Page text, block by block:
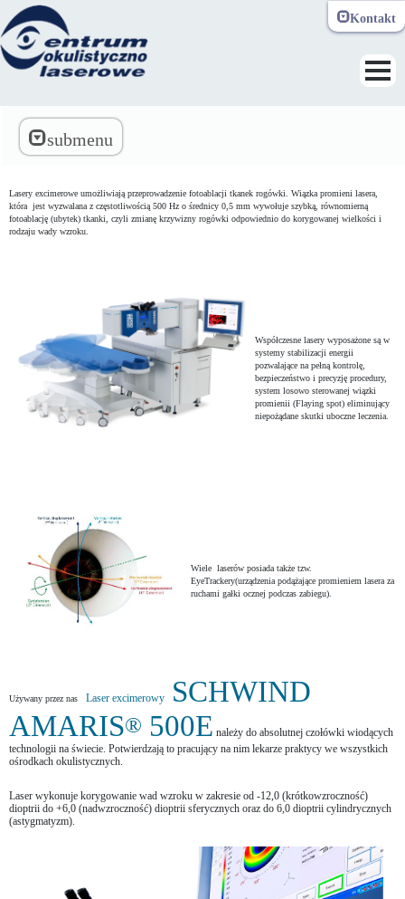
Kontakt
Toggle
submenu
Lasery excimerowe umożliwiają przeprowadzenie fotoablacji tkanek rogówki. Wiązka promieni lasera,
która jest wyzwalana z częstotliwością 500 Hz o średnicy 0,5 mm wywołuje szybką, równomierną
fotoablację (ubytek) tkanki, czyli zmianę krzywizny rogówki odpowiednio do korygowanej wielkości i
rodzaju wady wzroku.
Współczesne lasery wyposażone są w
systemy stabilizacji energii
pozwalające na pełną kontrolę,
bezpieczeństwo i precyzję procedury,
system losowo sterowanej wiązki
promienii (Flaying spot) eliminujący
niepożądane skutki uboczne leczenia.
Wiele laserów posiada także tzw.
EyeTrackery(urządzenia podążające promieniem lasera za
ruchami gałki ocznej podczas zabiegu).
Używany przez nas Laser excimerowy
SCHWIND
AMARIS® 500E należy do absolutnej czołówki wiodących
technologii na świecie. Potwierdzają to pracujący na nim lekarze praktycy we wszystkich
ośrodkach okulistycznych.
Laser wykonuje korygowanie wad wzroku w zakresie od -12,0 (krótkowzroczność)
dioptrii do +6,0 (nadwzroczność) dioptrii sferycznych oraz do 6,0 dioptrii cylindrycznych
(astygmatyzm).